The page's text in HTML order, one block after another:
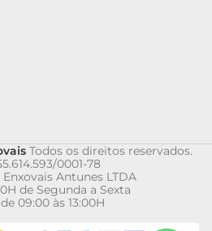
Todos os direitos reservados.
0001-78
Enxovais Antunes LTDA
de Segunda a Sexta
09:00 às 13:00H